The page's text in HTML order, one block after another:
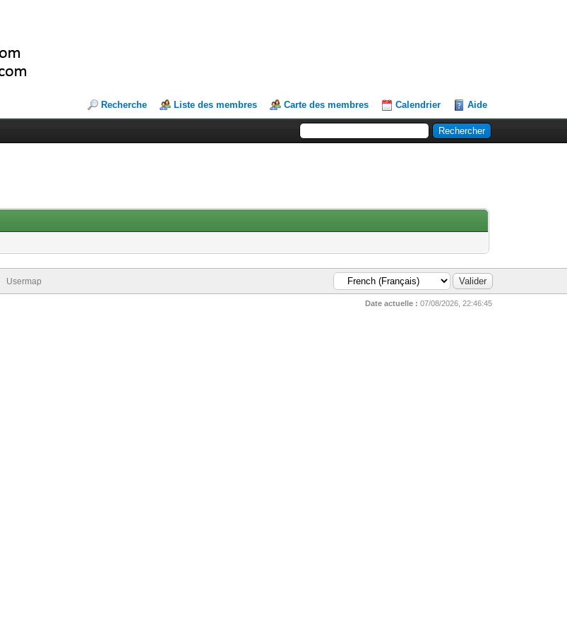
Recherche Liste des membres Carte des membres Calendrier Aide
Usermap
Date actuelle : 07/08/2026, 22:46:45